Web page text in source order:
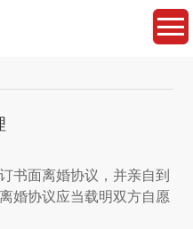
书面离婚协议，并亲自到
婚协议应当载明双方自愿